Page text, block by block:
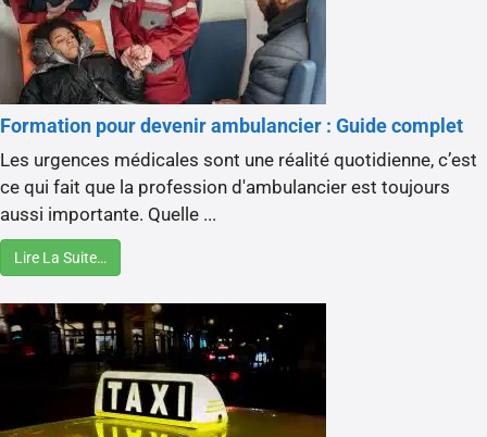
Formation pour devenir ambulancier : Guide complet
Les urgences médicales sont une réalité quotidienne, c’est
ce qui fait que la profession d'ambulancier est toujours
aussi importante. Quelle ...
Lire La Suite…